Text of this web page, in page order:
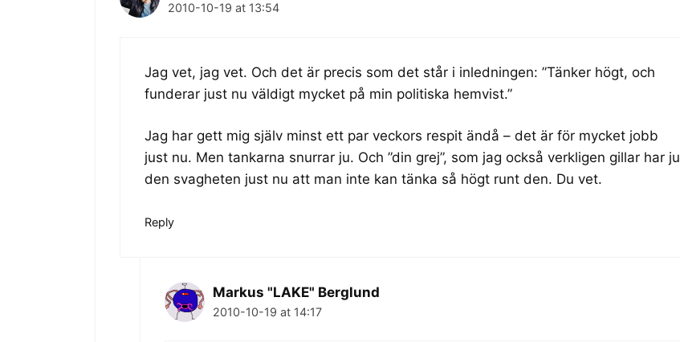
2010-10-19 at 13:54
Jag vet, jag vet. Och det är precis som det står i inledningen: ”Tänker högt, och
funderar just nu väldigt mycket på min politiska hemvist.”
Jag har gett mig själv minst ett par veckors respit ändå – det är för mycket jobb
just nu. Men tankarna snurrar ju. Och ”din grej”, som jag också verkligen gillar har ju
den svagheten just nu att man inte kan tänka så högt runt den. Du vet.
Reply
Markus "LAKE" Berglund
2010-10-19 at 14:17